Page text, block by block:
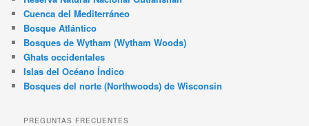
Cuenca del Mediterráneo
Bosque Atlántico
Bosques de Wytham (Wytham Woods)
Ghats occidentales
Islas del Océano Índico
Bosques del norte (Northwoods) de Wisconsin
PREGUNTAS FRECUENTES